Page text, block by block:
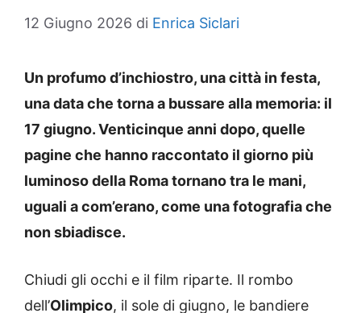
12 Giugno 2026 di Enrica Siclari
Un profumo d’inchiostro, una città in festa,
una data che torna a bussare alla memoria: il
17 giugno. Venticinque anni dopo, quelle
pagine che hanno raccontato il giorno più
luminoso della Roma tornano tra le mani,
uguali a com’erano, come una fotografia che
non sbiadisce.
Chiudi gli occhi e il film riparte. Il rombo
dell’Olimpico, il sole di giugno, le bandiere